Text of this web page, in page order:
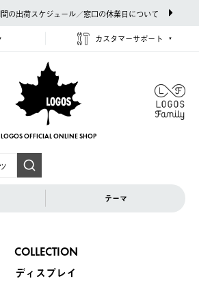
の出荷スケジュール／窓口の休業日について
カスタマーサポート
LOGOS OFFICIAL ONLINE SHOP
テーマ
COLLECTION
ディスプレイ